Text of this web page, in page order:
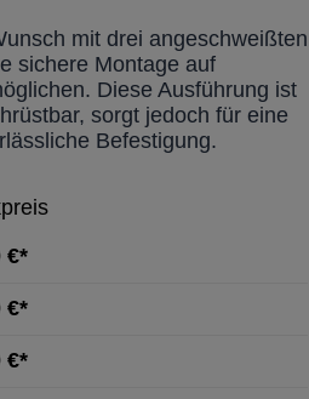
mit drei angeschweißten
sichere Montage auf
Diese Ausführung ist
sorgt jedoch für eine
Befestigung.
€*
€*
€*